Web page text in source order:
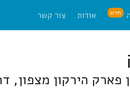
חדש אודות צור קשר
פארק הירקון